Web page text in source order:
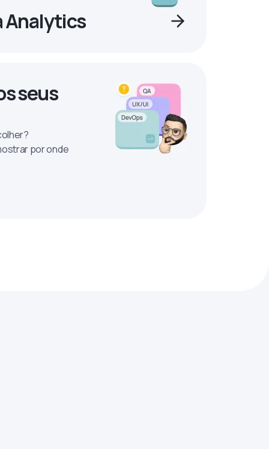
Analytics
seus
por onde